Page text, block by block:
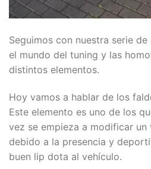
Seguimos con nuestra serie
el mundo del tuning y las
distintos elementos.
Hoy vamos a hablar de los
Este elemento es uno de los
vez se empieza a modificar un
debido a la presencia y
buen lip dota al vehículo.